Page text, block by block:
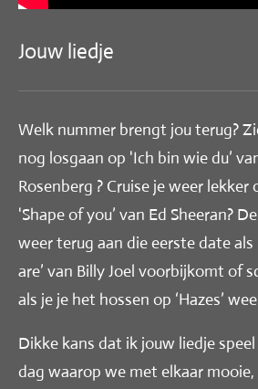
Jouw liedje
Welk nummer brengt jou terug?
nog losgaan op 'Ich bin wie du’
Rosenberg ? Cruise je weer lekker
'Shape of you’ van Ed Sheeran?
weer terug aan die eerste date als
are’ van Billy Joel voorbijkomt of
als je je het hossen op ‘Hazes’
Dikke kans dat ik jouw liedje
dag waarop we met elkaar